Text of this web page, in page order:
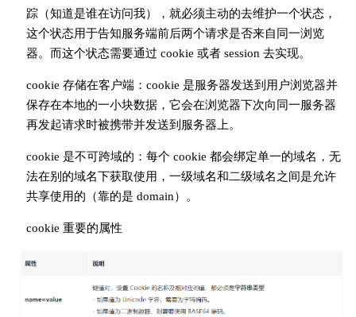
踪（知道是谁在访问我），就必须主动的去维护一个状态，
这个状态用于告知服务端前后两个请求是否来自同一浏览
器。而这个状态需要通过 cookie 或者 session 去实现。
cookie 存储在客户端：cookie 是服务器发送到用户浏览器并
保存在本地的一小块数据，它会在浏览器下次向同一服务器
再发起请求时被携带并发送到服务器上。
cookie 是不可跨域的：每个 cookie 都会绑定单一的域名，无
法在别的域名下获取使用，一级域名和二级域名之间是允许
共享使用的（靠的是 domain）。
cookie 重要的属性